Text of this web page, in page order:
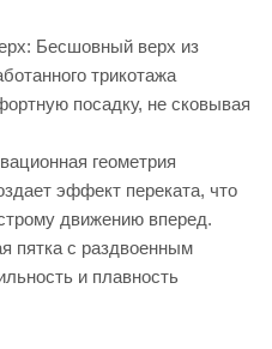
Бесшовный верх из
трикотажа
посадку, не сковывая
геометрия
эффект переката, что
движению вперед.
пятка с раздвоенным
и плавность